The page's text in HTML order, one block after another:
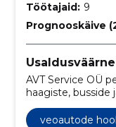
Töötajaid: 9
Prognooskäive
AVT Service OÜ
haagiste, busside
kombainid,
rasketehnika
veoautode